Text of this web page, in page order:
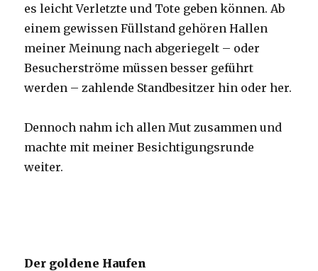
es leicht Verletzte und Tote geben können. Ab
einem gewissen Füllstand gehören Hallen
meiner Meinung nach abgeriegelt – oder
Besucherströme müssen besser geführt
werden – zahlende Standbesitzer hin oder her.
Dennoch nahm ich allen Mut zusammen und
machte mit meiner Besichtigungsrunde
weiter.
Der goldene Haufen